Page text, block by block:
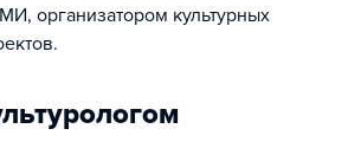
организатором культурных